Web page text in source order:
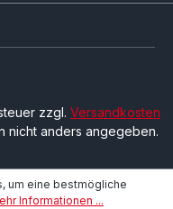
zzgl. Versandkosten
nicht anders angegeben.
um eine bestmögliche
Informationen ...